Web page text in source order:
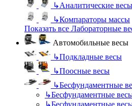
↳Аналитические весы
↳Компараторы массы
Показать все Лабораторные
Автомобильные весы
↳Подкладные весы
↳Поосные весы
↳Бесфундаментные
↳Бесфундаментные
↳Бесфундаментные